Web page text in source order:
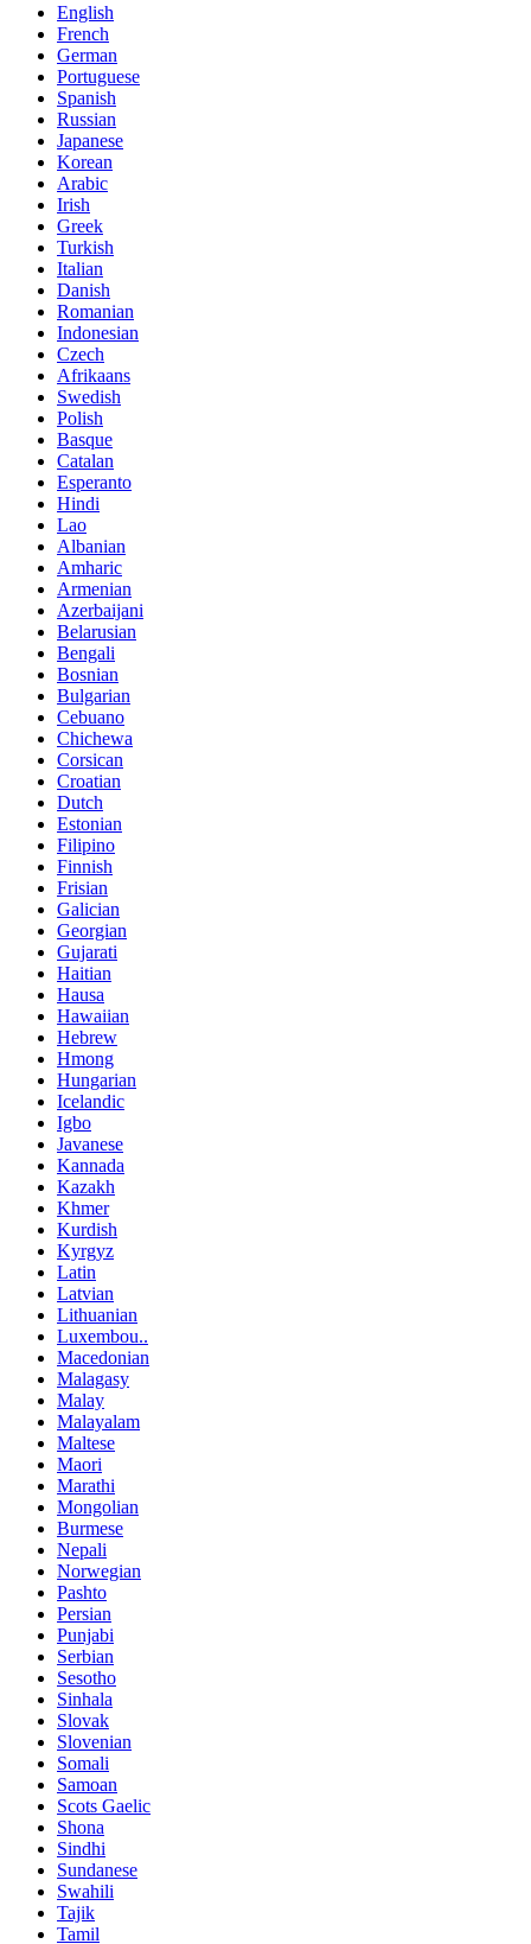
English
French
German
Portuguese
Spanish
Russian
Japanese
Korean
Arabic
Irish
Greek
Turkish
Italian
Danish
Romanian
Indonesian
Czech
Afrikaans
Swedish
Polish
Basque
Catalan
Esperanto
Hindi
Lao
Albanian
Amharic
Armenian
Azerbaijani
Belarusian
Bengali
Bosnian
Bulgarian
Cebuano
Chichewa
Corsican
Croatian
Dutch
Estonian
Filipino
Finnish
Frisian
Galician
Georgian
Gujarati
Haitian
Hausa
Hawaiian
Hebrew
Hmong
Hungarian
Icelandic
Igbo
Javanese
Kannada
Kazakh
Khmer
Kurdish
Kyrgyz
Latin
Latvian
Lithuanian
Luxembou..
Macedonian
Malagasy
Malay
Malayalam
Maltese
Maori
Marathi
Mongolian
Burmese
Nepali
Norwegian
Pashto
Persian
Punjabi
Serbian
Sesotho
Sinhala
Slovak
Slovenian
Somali
Samoan
Scots Gaelic
Shona
Sindhi
Sundanese
Swahili
Tajik
Tamil